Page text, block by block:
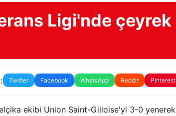
Ligi'nde çeyrek
Twitter Facebook WhatsApp Reddit Pinterest
ekibi Union Saint-Gilloise'yi 3-0 yenerek